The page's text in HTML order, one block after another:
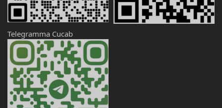
Telegramma Cucab